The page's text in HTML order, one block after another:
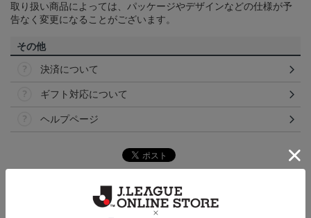
取り扱い商品によっては、パッケージやデザインなどの仕様が予
告なく変更になることがございます。
その他
決済について
ギフト対応について
ヘルプページ